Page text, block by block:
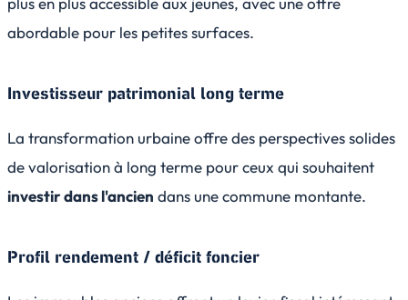
abordable pour les petites surfaces.
Investisseur patrimonial long terme
La transformation urbaine offre des perspectives solides
de valorisation à long terme pour ceux qui souhaitent
investir dans l'ancien dans une commune montante.
Profil rendement / déficit foncier